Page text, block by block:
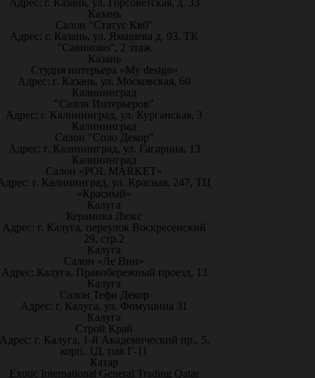
Адрес: г. Казань, ул. Горсоветская, д. 33
Казань
Салон "Статус Кв0"
Адрес: г. Казань, ул. Ямашева д. 93, ТК
"Савиново", 2 этаж
Казань
Студия интерьера «My design»
Адрес: г. Казань, ул. Московская, 60
Калининград
"Салон Интерьеров"
Адрес: г. Калининград, ул. Курганская, 3
Калининград
Салон "Соло Декор"
Адрес: г. Калининград, ул. Гагарина, 13
Калининград
Салон «POL MARKET»
г. Калининград, ул. Красная, 247, ТЦ
«Красный»
Калуга
Керамика Люкс
Адрес: г. Калуга, переулок Воскресенский
29, стр.2
Калуга
Салон «Ле Вин»
Адрес: Калуга, Правобережный проезд, 13
Калуга
Салон Тефи Декор
Адрес: г. Калуга, ул. Фомушина 31
Калуга
Строй Край
г. Калуга, 1-й Академический пр., 5,
корп. 1Д, пав Г-11
Катар
Exotic International General Trading Qatar